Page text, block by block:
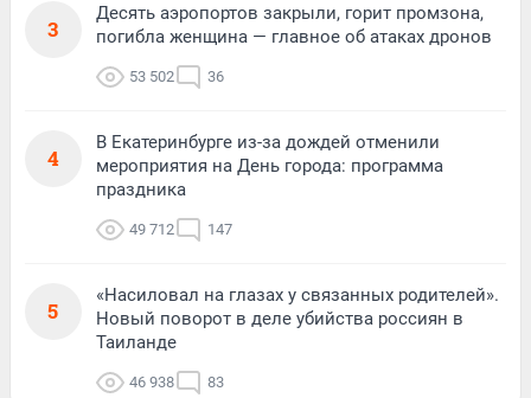
3
Десять аэропортов закрыли, горит промзона,
погибла женщина — главное об атаках дронов
53 502 36
4
В Екатеринбурге из-за дождей отменили
мероприятия на День города: программа
праздника
49 712 147
5
«Насиловал на глазах у связанных родителей».
Новый поворот в деле убийства россиян в
Таиланде
46 938 83